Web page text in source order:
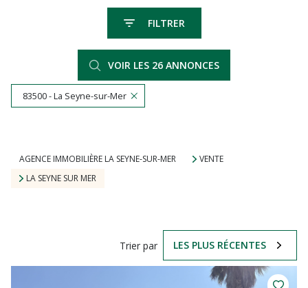
FILTRER
VOIR LES 26 ANNONCES
83500 - La Seyne-sur-Mer
AGENCE IMMOBILIÈRE LA SEYNE-SUR-MER
VENTE
LA SEYNE SUR MER
Trier par LES PLUS RÉCENTES